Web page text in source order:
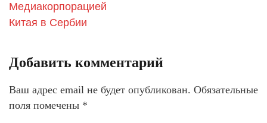
Медиакорпорацией
Китая в Сербии
Добавить комментарий
Ваш адрес email не будет опубликован. Обязательные
поля помечены *